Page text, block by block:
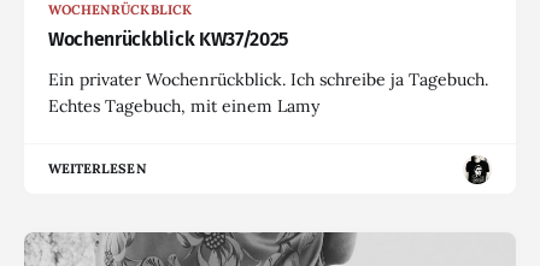
WOCHENRÜCKBLICK
Wochenrückblick KW37/2025
Ein privater Wochenrückblick. Ich schreibe ja Tagebuch.
Echtes Tagebuch, mit einem Lamy
WEITERLESEN